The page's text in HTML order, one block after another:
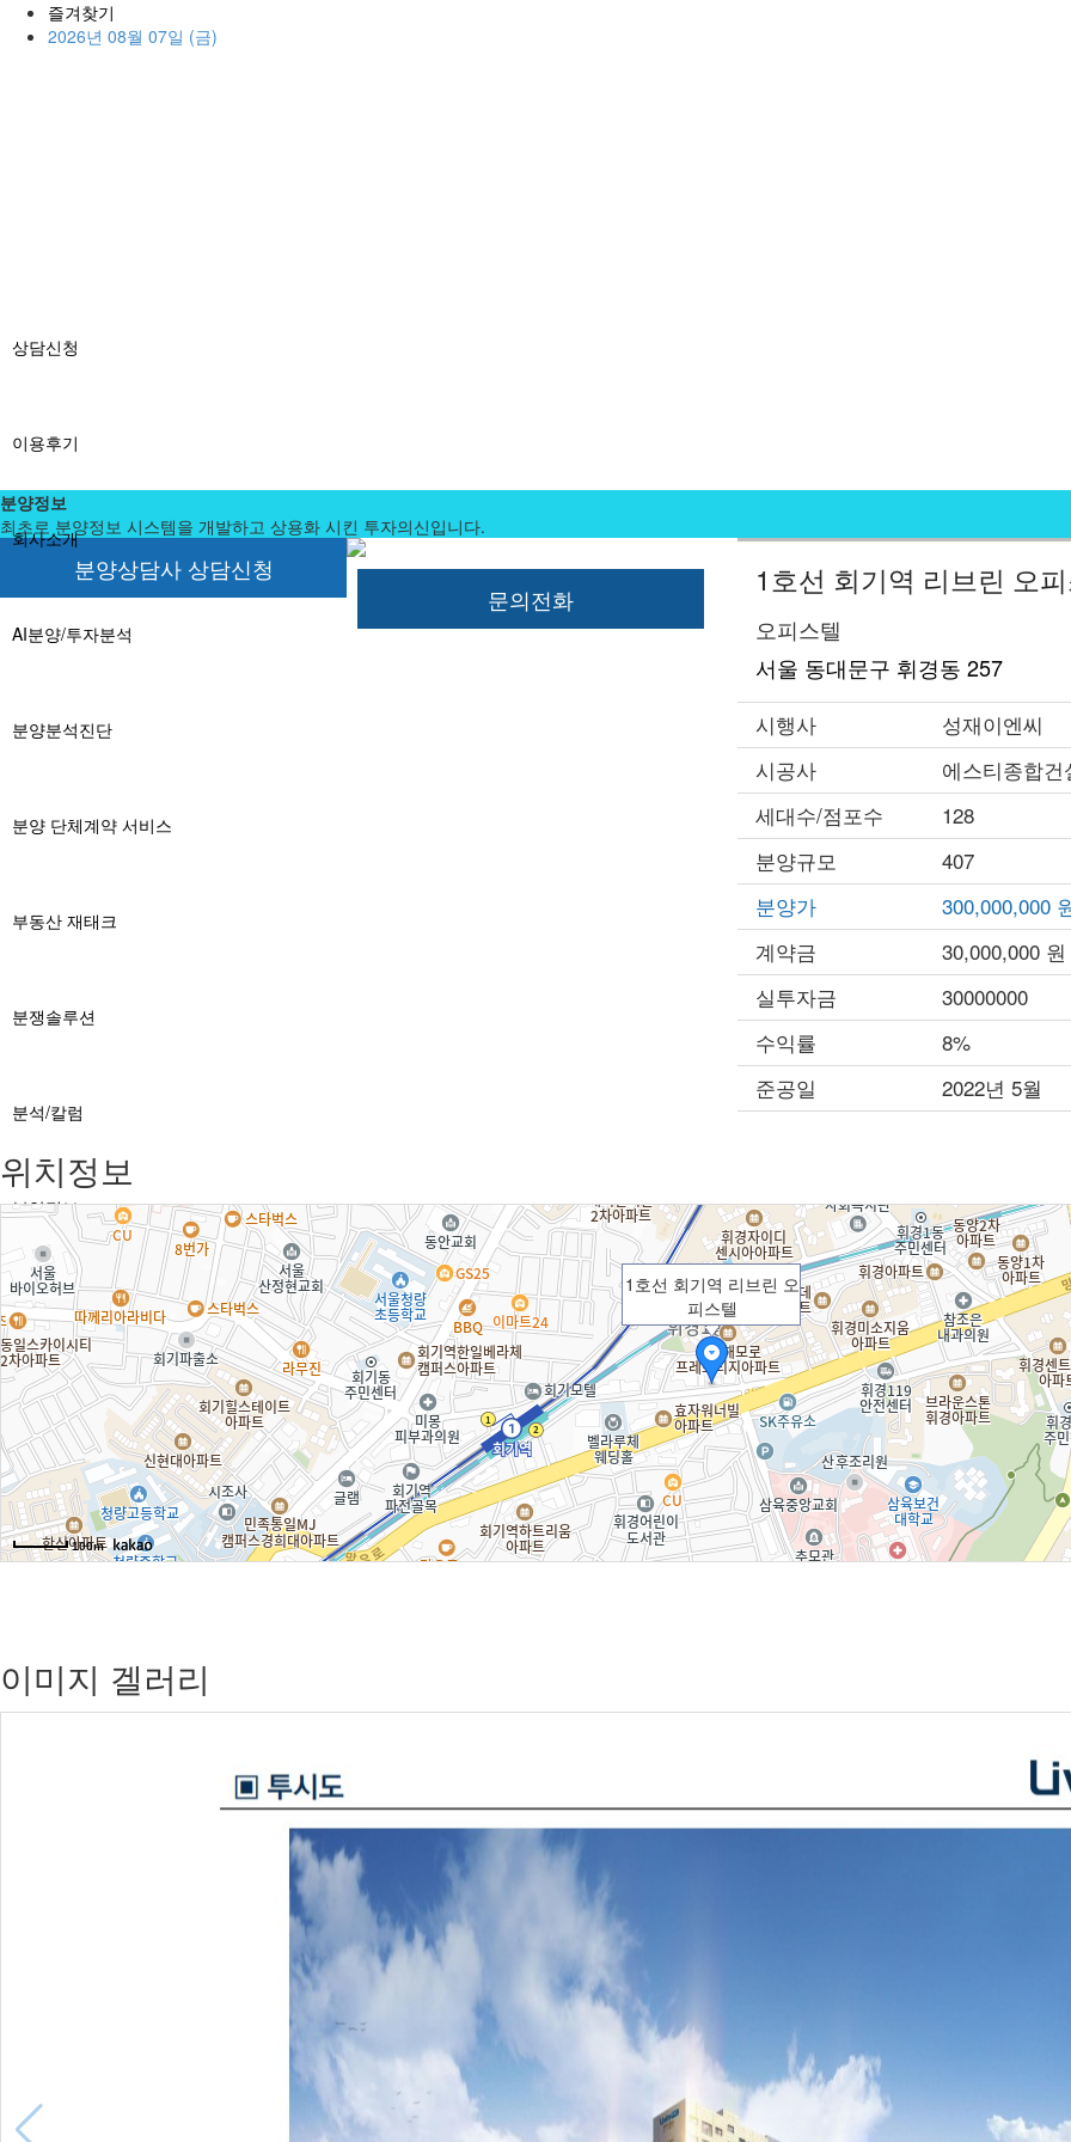
즐겨찾기
2026년 08월 07일 (금)
상담신청
이용후기
회사소개
AI분양/투자분석
분양분석진단
분양 단체계약 서비스
부동산 재태크
분쟁솔루션
분석/칼럼
분양정보
공지
분양정보
최초로 분양정보 시스템을 개발하고 상용화 시킨 투자의신입니다.
분양상담사 상담신청
문의전화
1호선 회기역 리브린 오
오피스텔
서울 동대문구 휘경동 257
시행사
성재이엔씨
시공사
에스티종합건
세대수/점포수
128
분양규모
407
분양가
300,000,000
계약금
30,000,000 원
실투자금
30000000
수익률
8%
준공일
2022년 5월
위치정보
1호선 회기역 리브린 오
피스텔
100m
이미지 겔러리